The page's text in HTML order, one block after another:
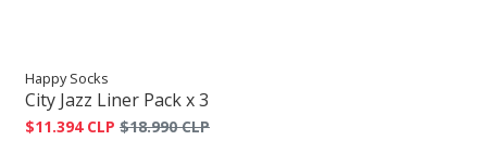
Happy Socks
City Jazz Liner Pack x 3
$11.394 CLP $18.990 CLP